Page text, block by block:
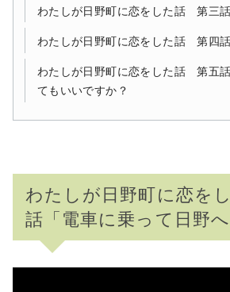
わたしが日野町に恋をした話 第三話
わたしが日野町に恋をした話 第四話
わたしが日野町に恋をした話 第五
てもいいですか？
わたしが日野町に恋を
話「電車に乗って日野へ